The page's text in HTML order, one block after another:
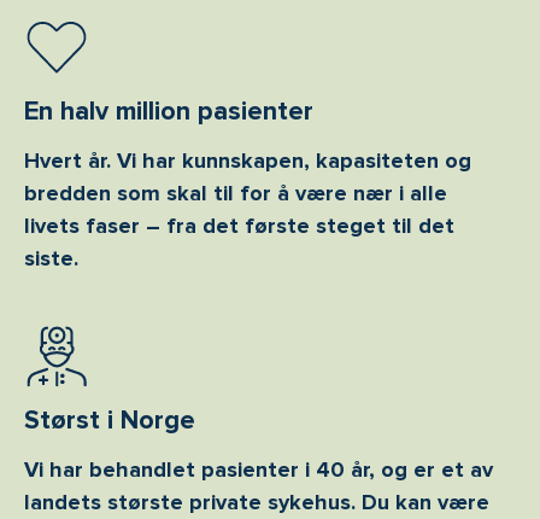
En halv million pasienter
Hvert år. Vi har kunnskapen, kapasiteten og
bredden som skal til for å være nær i alle
livets faser – fra det første steget til det
siste.
Størst i Norge
Vi har behandlet pasienter i 40 år, og er et av
landets største private sykehus. Du kan være